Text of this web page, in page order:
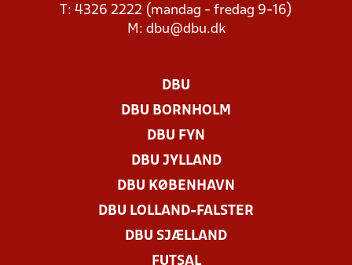
T: 4326 2222 (mandag - fredag 9-16)
M: dbu@dbu.dk
DBU
DBU BORNHOLM
DBU FYN
DBU JYLLAND
DBU KØBENHAVN
DBU LOLLAND-FALSTER
DBU SJÆLLAND
FUTSAL